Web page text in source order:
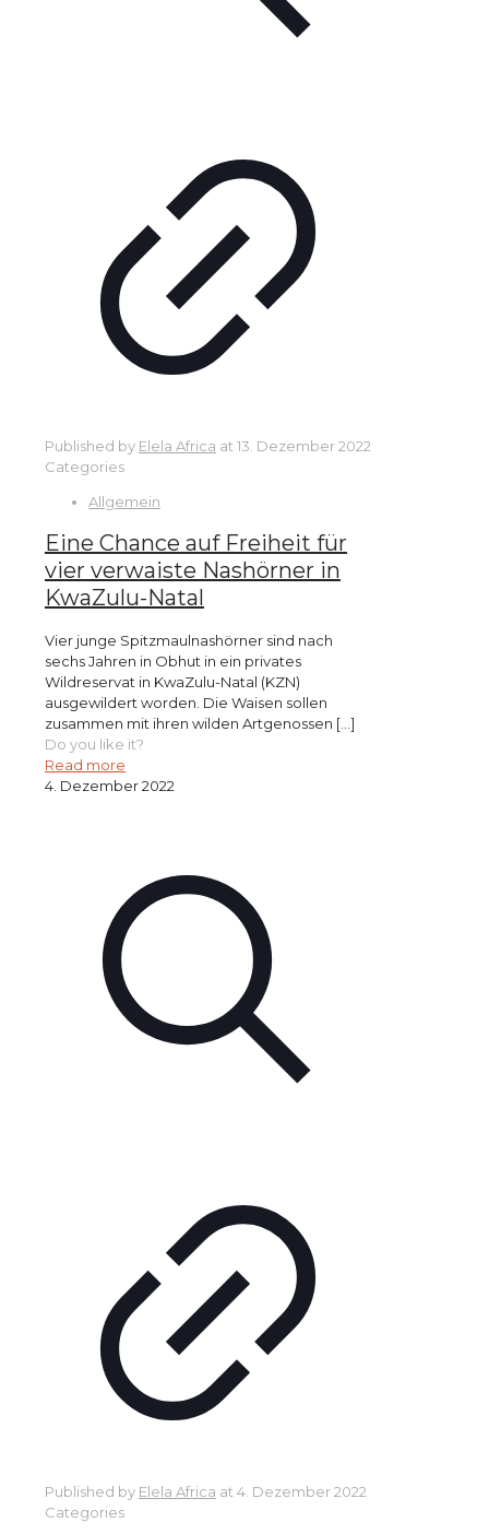
Published by Elela Africa at 13. Dezember 2022
Categories
Allgemein
Eine Chance auf Freiheit für
vier verwaiste Nashörner in
KwaZulu-Natal
Vier junge Spitzmaulnashörner sind nach
sechs Jahren in Obhut in ein privates
Wildreservat in KwaZulu-Natal (KZN)
ausgewildert worden. Die Waisen sollen
zusammen mit ihren wilden Artgenossen […]
Do you like it?
Read more
4. Dezember 2022
Published by Elela Africa at 4. Dezember 2022
Categories